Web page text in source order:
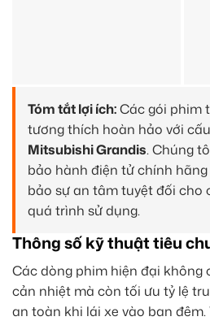
Tóm tắt lợi ích:Các gói phim
tương thích hoàn hảo với
Mitsubishi Grandis. Chúng
bảo hành điện tử chính
bảo sự an tâm tuyệt đối cho
quá trình sử dụng.
Thông số kỹ thuật tiêu
Các dòng phim hiện đại không
cản nhiệt mà còn tối ưu tỷ lệ
an toàn khi lái xe vào ban